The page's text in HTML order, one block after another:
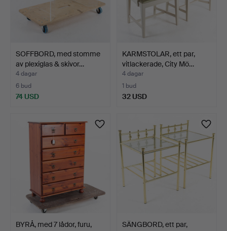
SOFFBORD, med stomme
av plexiglas & skivor…
4 dagar
6 bud
74 USD
KARMSTOLAR, ett par,
vitlackerade, City Mö…
4 dagar
1 bud
32 USD
BYRÅ, med 7 lådor, furu,
SÄNGBORD, ett par,